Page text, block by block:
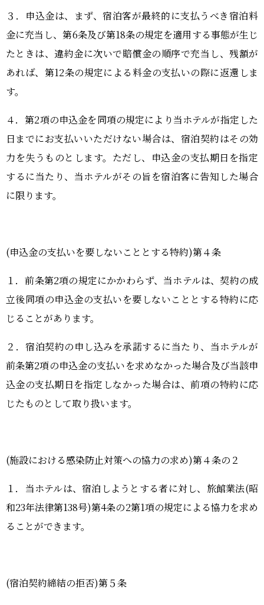
３．申込金は、まず、宿泊客が最終的に支払うべき宿泊料
金に充当し、第6条及び第18条の規定を適用する事態が生じ
たときは、違約金に次いで賠償金の順序で充当し、残額が
あれば、第12条の規定による料金の支払いの際に返還しま
す。
４．第2項の申込金を同項の規定により当ホテルが指定した
日までにお支払いいただけない場合は、宿泊契約はその効
力を失うものとします。ただし、申込金の支払期日を指定
するに当たり、当ホテルがその旨を宿泊客に告知した場合
に限ります。
(申込金の支払いを要しないこととする特約)第４条
１．前条第2項の規定にかかわらず、当ホテルは、契約の成
立後同項の申込金の支払いを要しないこととする特約に応
じることがあります。
２．宿泊契約の申し込みを承諾するに当たり、当ホテルが
前条第2項の申込金の支払いを求めなかった場合及び当該申
込金の支払期日を指定しなかった場合は、前項の特約に応
じたものとして取り扱います。
(施設における感染防止対策への協力の求め)第４条の２
１．当ホテルは、宿泊しようとする者に対し、旅館業法(昭
和23年法律第138号)第4条の2第1項の規定による協力を求め
ることができます。
(宿泊契約締結の拒否)第５条